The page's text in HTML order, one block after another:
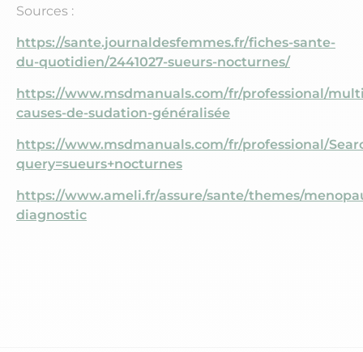
Sources :
https://sante.journaldesfemmes.fr/fiches-sante-
du-quotidien/2441027-sueurs-nocturnes/
https://www.msdmanuals.com/fr/professional/
causes-de-sudation-généralisée
https://www.msdmanuals.com/fr/professional/
query=sueurs+nocturnes
https://www.ameli.fr/assure/sante/themes/
diagnostic